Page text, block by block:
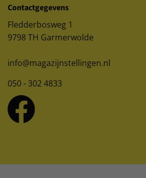
Contactgegevens
Fledderbosweg 1
9798 TH Garmerwolde
info@magazijnstellingen.nl
050 - 302 4833